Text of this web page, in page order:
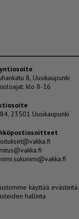
8, Uusikaupunki
klo 8-16
23501 Uusikaupunki
käyttää evästeitä.
hallinta